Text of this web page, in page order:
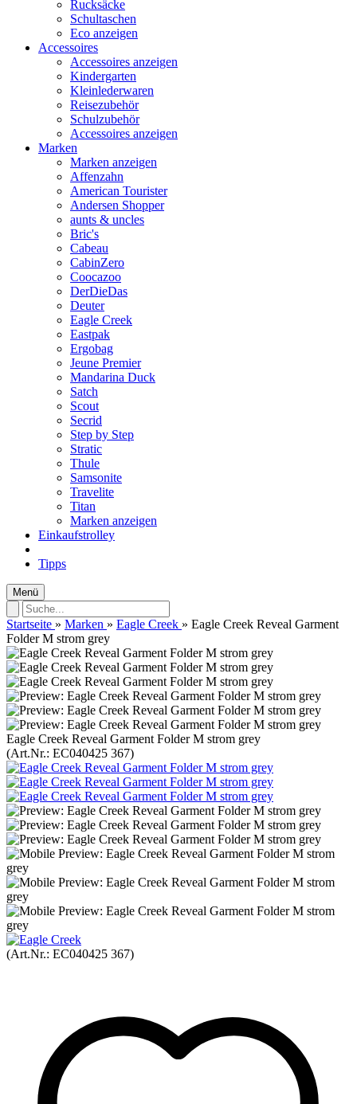
Rucksäcke
Schultaschen
Eco anzeigen
Accessoires
Accessoires anzeigen
Kindergarten
Kleinlederwaren
Reisezubehör
Schulzubehör
Accessoires anzeigen
Marken
Marken anzeigen
Affenzahn
American Tourister
Andersen Shopper
aunts & uncles
Bric's
Cabeau
CabinZero
Coocazoo
DerDieDas
Deuter
Eagle Creek
Eastpak
Ergobag
Jeune Premier
Mandarina Duck
Satch
Scout
Secrid
Step by Step
Stratic
Thule
Samsonite
Travelite
Titan
Marken anzeigen
Einkaufstrolley
Tipps
Menü
Startseite » Marken » Eagle Creek » Eagle Creek Reveal Garment
Folder M strom grey
Eagle Creek Reveal Garment Folder M strom grey
(Art.Nr.: EC040425 367)
(Art.Nr.: EC040425 367)